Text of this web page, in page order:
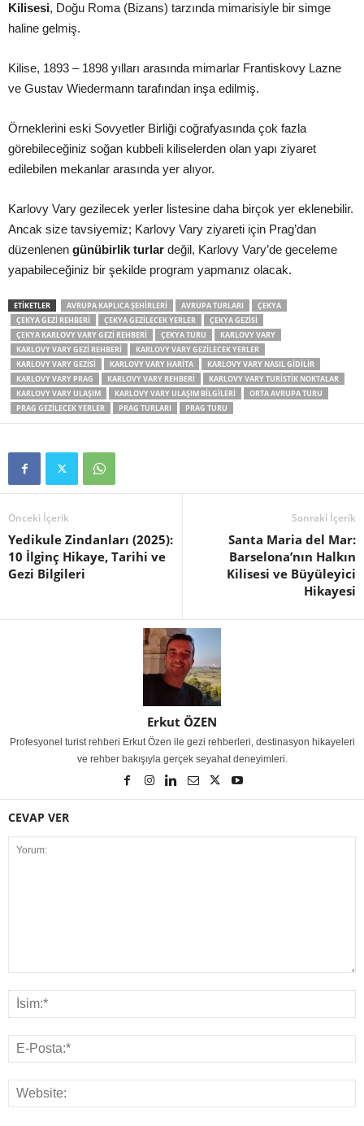
Kilisesi, Doğu Roma (Bizans) tarzında mimarisiyle bir simge
haline gelmiş.
Kilise, 1893 – 1898 yılları arasında mimarlar Frantiskovy Lazne
ve Gustav Wiedermann tarafından inşa edilmiş.
Örneklerini eski Sovyetler Birliği coğrafyasında çok fazla
görebileceğiniz soğan kubbeli kiliselerden olan yapı ziyaret
edilebilen mekanlar arasında yer alıyor.
Karlovy Vary gezilecek yerler listesine daha birçok yer eklenebilir.
Ancak size tavsiyemiz; Karlovy Vary ziyareti için Prag’dan
düzenlenen günübirlik turlar değil, Karlovy Vary’de geceleme
yapabileceğiniz bir şekilde program yapmanız olacak.
ETIKETLER AVRUPA KAPLICA ŞEHIRLERI AVRUPA TURLARI
ÇEKYA
ÇEKYA GEZI REHBERI
ÇEKYA GEZILECEK YERLER
ÇEKYA GEZISI
ÇEKYA KARLOVY VARY GEZI REHBERI
ÇEKYA TURU
KARLOVY VARY
KARLOVY VARY GEZI REHBERI
KARLOVY VARY GEZILECEK YERLER
KARLOVY VARY GEZISI
KARLOVY VARY HARITA
KARLOVY VARY NASIL GIDILIR
KARLOVY VARY PRAG
KARLOVY VARY REHBERI
KARLOVY VARY TURISTIK NOKTALAR
KARLOVY VARY ULAŞIM
KARLOVY VARY ULAŞIM BILGILERI
ORTA AVRUPA TURU
PRAG GEZILECEK YERLER
PRAG TURLARI PRAG TURU
Önceki İçerik
Yedikule Zindanları (2025):
10 İlginç Hikaye, Tarihi ve
Gezi Bilgileri
Sonraki İçerik
Santa Maria del Mar:
Barselona’nın Halkın
Kilisesi ve Büyüleyici
Hikayesi
Erkut ÖZEN
Profesyonel turist rehberi Erkut Özen ile gezi rehberleri, destinasyon hikayeleri
ve rehber bakışıyla gerçek seyahat deneyimleri.
CEVAP VER